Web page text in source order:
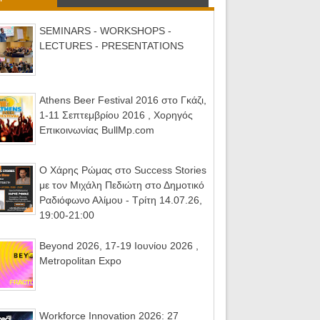
SEMINARS - WORKSHOPS -
LECTURES - PRESENTATIONS
Athens Beer Festival 2016 στο Γκάζι,
1-11 Σεπτεμβρίου 2016 , Χορηγός
Επικοινωνίας BullMp.com
Ο Χάρης Ρώμας στο Success Stories
με τον Μιχάλη Πεδιώτη στο Δημοτικό
Ραδιόφωνο Αλίμου - Τρίτη 14.07.26,
19:00-21:00
Beyond 2026, 17-19 Ιουνίου 2026 ,
Metropolitan Expo
Workforce Innovation 2026: 27